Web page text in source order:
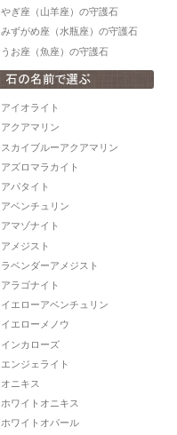
やぎ座（山羊座）の守護石
みずがめ座（水瓶座）の守護石
うお座（魚座）の守護石
アイオライト
アクアマリン
スカイブルーアクアマリン
アズロマラカイト
アパタイト
アベンチュリン
アマゾナイト
アメジスト
ラベンダーアメジスト
アラゴナイト
イエローアベンチュリン
イエローメノウ
インカローズ
エンジェライト
オニキス
ホワイトオニキス
ホワイトオパール